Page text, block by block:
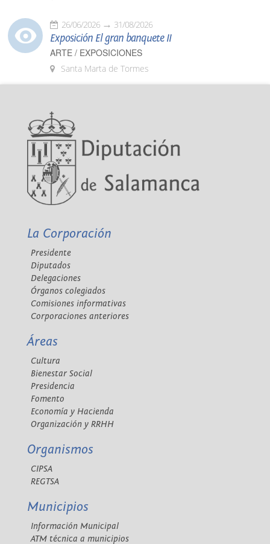
26/06/2026 31/08/2026
Exposición El gran banquete II
ARTE / EXPOSICIONES
Santa Marta de Tormes
La Corporación
Presidente
Diputados
Delegaciones
Órganos colegiados
Comisiones informativas
Corporaciones anteriores
Áreas
Cultura
Bienestar Social
Presidencia
Fomento
Economía y Hacienda
Organización y RRHH
Organismos
CIPSA
REGTSA
Municipios
Información Municipal
ATM técnica a municipios